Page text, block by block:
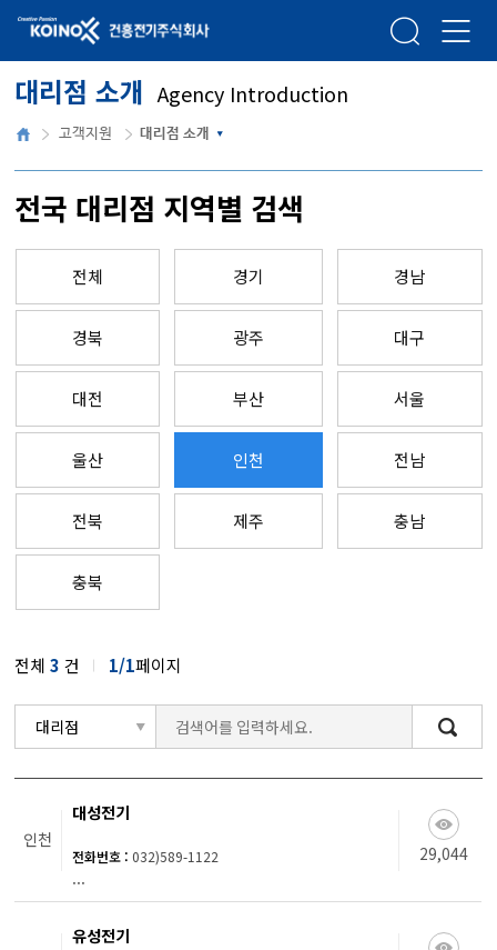
건흥전기주식회사 검색 메뉴열
대리점 소개 Agency Introduction
홈 고객지원 대리점 소개
전국 대리점 지역별 검색
전체 경기 경남
경북 광주 대구
대전 부산 서울
울산 인천 전남
전북 제주 충남
충북
전체3 건 1/1페이지
검색
인천
대성전기
전화번호 : 032)589-1122
...
29,044
유성전기